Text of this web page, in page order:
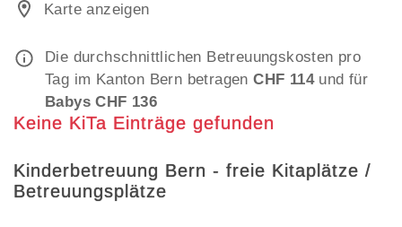
Karte anzeigen
Die durchschnittlichen Betreuungskosten pro
Tag im Kanton Bern betragenCHF 114und für
Babys CHF 136
Keine KiTa Einträge gefunden
Kinderbetreuung Bern - freie Kitaplätze /
Betreuungsplätze